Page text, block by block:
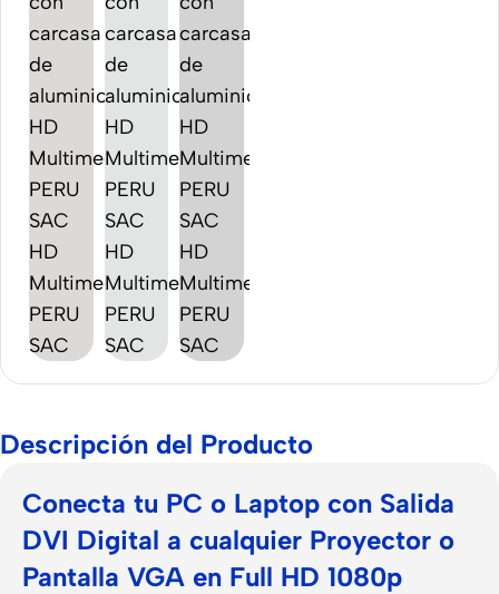
Descripción del Producto
Conecta tu PC o Laptop con Salida
DVI Digital a cualquier Proyector o
Pantalla VGA en Full HD 1080p